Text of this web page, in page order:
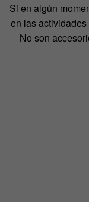
Si en algún
en las
No son